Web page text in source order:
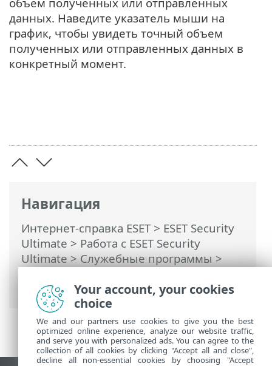
Навигация
Интернет-справка ESET> ESET Security
Ultimate > Работа с ESET Security
Ultimate>Служебные программы>
активность
данных. Наведите указатель мыши на
график, чтобы увидеть точный объем
полученных или отправленных данных в
конкретный момент.
Your account, your cookies
choice
We and our partners use cookies to give you the best
optimized online experience, analyze our website traffic,
and serve you with personalized ads. You can agree to the
collection of all cookies by clicking "Accept all and close",
decline all non-essential cookies by choosing "Accept